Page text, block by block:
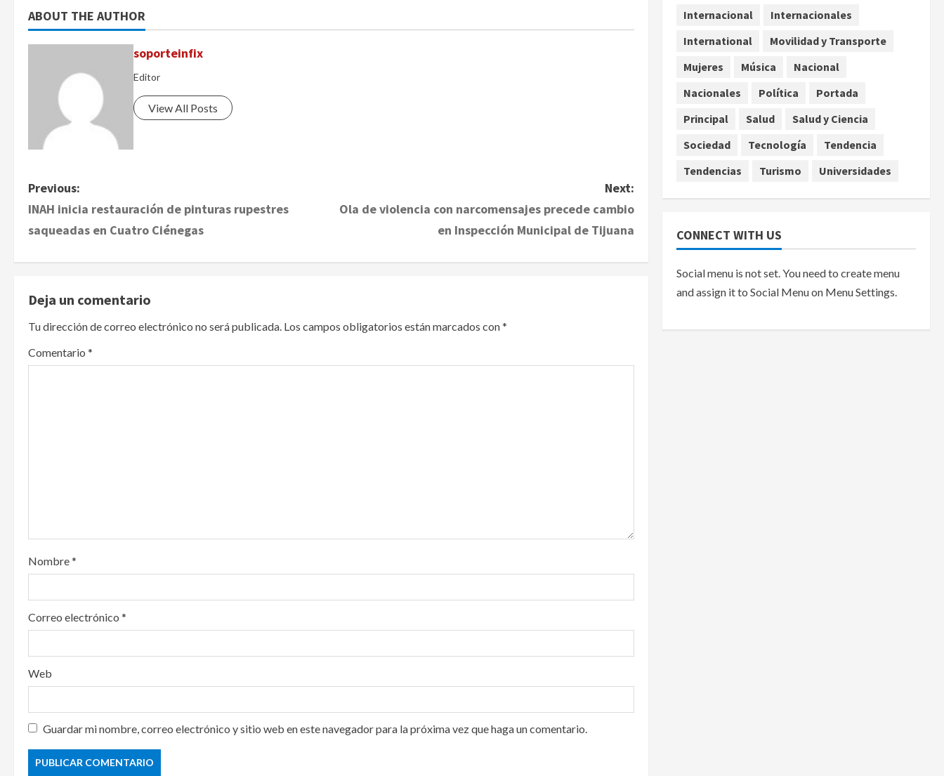
ABOUT THE AUTHOR
soporteinfix
Editor
View All Posts
P
o
n
a
v
o
n
Previous:
INAH inicia restauración de pinturas rupestres
saqueadas en Cuatro Ciénegas
Next:
Ola de violencia con narcomensajes precede cambio
en Inspección Municipal de Tijuana
Deja un comentario
Tu dirección de correo electrónico no será publicada. Los campos obligatorios están marcados con*
Comentario *
Nombre*
Correo electrónico *
Web
Guardar mi nombre, correo electrónico y sitio web en este navegador para la próxima vez que haga un comentario.
agosto 6, 2026
Nacional
Falla en sistema Booster de
colonias de Tijuana
agosto 6, 2026
Internacional
Internacionales
International
Movilidad y Transporte
Mujeres
Música
Nacional
Nacionales
Política
Portada
Principal
Salud
Salud y Ciencia
Sociedad
Tecnología
Tendencia
Tendencias
Turismo Universidades
CONNECT WITH US
Social menu is not set. You need to create menu
and assign it to Social Menu on Menu Settings.